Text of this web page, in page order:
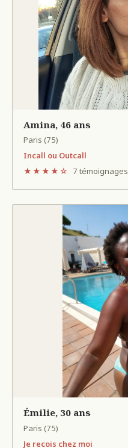
Amina, 46 ans
Paris (75)
Incall ou Outcall
★★★★☆
7 témoignages
Émilie, 30 ans
Paris (75)
Je recois chez moi